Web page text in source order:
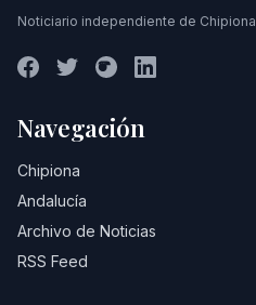
Noticiario independiente de Chipiona
Navegación
Chipiona
Andalucía
Archivo de Noticias
RSS Feed